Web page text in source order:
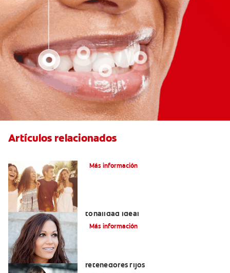
Artículos relacionados
Más información
tonalidad ideal
Más información
retenedores fijos